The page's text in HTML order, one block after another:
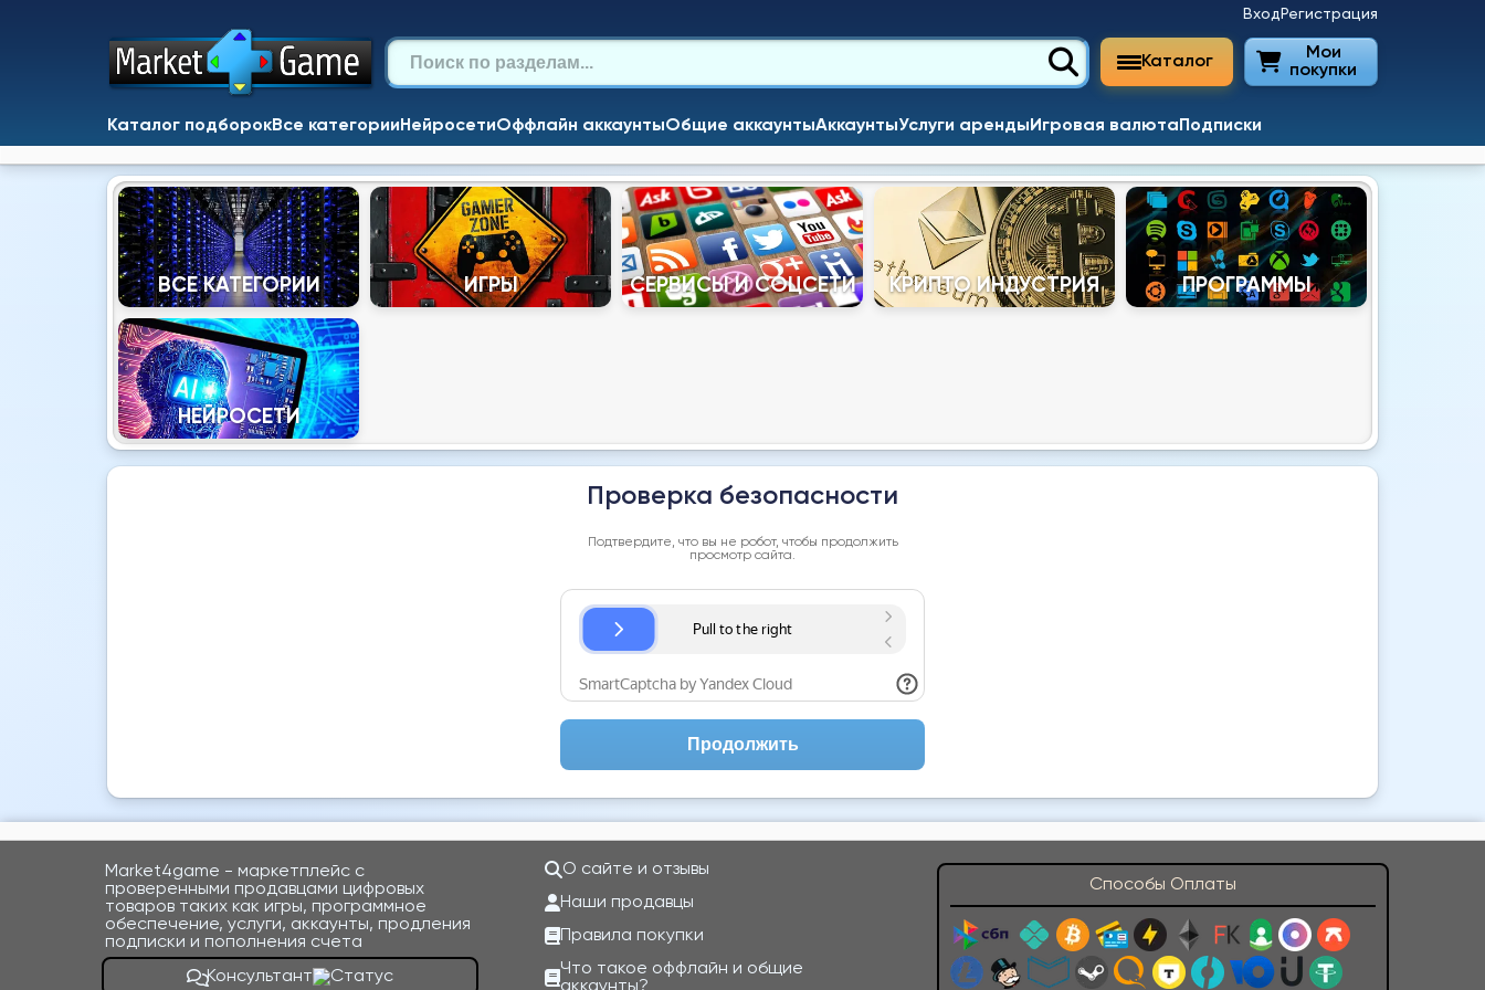
Каталог
Мои
покупки
Вход Регистрация
Каталог подборокВсе категории НейросетиОффлайн аккаунтыОбщие аккаунтыАккаунтыУслуги арендыИгровая валюта Подписки
ВСЕ КАТЕГОРИИ ИГРЫ СЕРВИСЫ И СОЦСЕТИ КРИПТО ИНДУСТРИЯ ПРОГРАММЫ
НЕЙРОСЕТИ
Проверка безопасности
Подтвердите, что вы не робот, чтобы продолжить
просмотр сайта.
Продолжить
Market4game - маркетплейс с
проверенными продавцами цифровых
товаров таких как игры, программное
обеспечение, услуги, аккаунты, продления
подписки и пополнения счета
Консультант
О сайте и отзывы
Наши продавцы
Правила покупки
Что такое оффлайн и общие
Способы Оплаты